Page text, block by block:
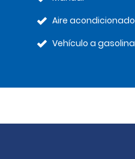
Aire acondicionado
Vehículo a gasolina